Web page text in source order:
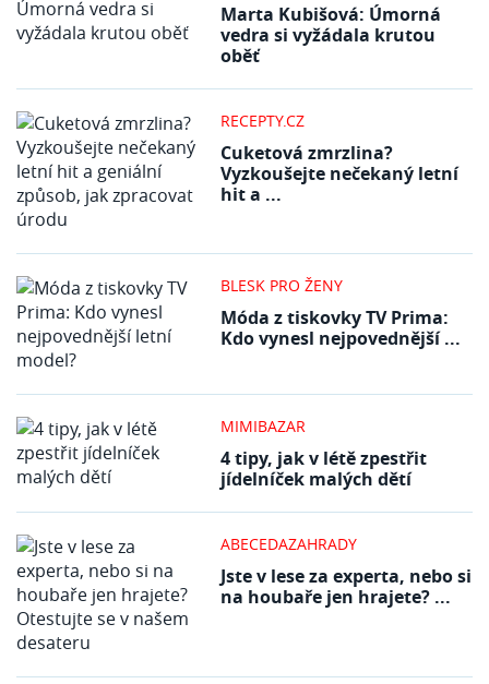
Marta Kubišová: Úmorná
vedra si vyžádala krutou
oběť
RECEPTY.CZ
Cuketová zmrzlina?
Vyzkoušejte nečekaný letní
hit a ...
BLESK PRO ŽENY
Móda z tiskovky TV Prima:
Kdo vynesl nejpovednější ...
MIMIBAZAR
4 tipy, jak v létě zpestřit
jídelníček malých dětí
ABECEDAZAHRADY
Jste v lese za experta, nebo si
na houbaře jen hrajete? ...